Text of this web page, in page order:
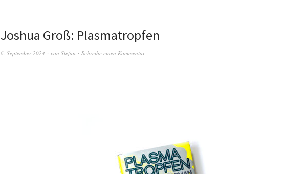
Joshua Groß: Plasmatropfen
6. September 2024 von Stefan Schreibe einen Kommentar